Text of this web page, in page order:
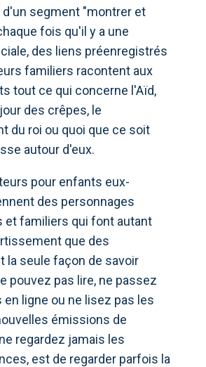
segment "montrer et
fois qu'il y a une
des liens préenregistrés
familiers racontent aux
tout ce qui concerne l'Aïd,
des crêpes, le
du roi ou quoi que ce soit
autour d'eux.
pour enfants eux-
des personnages
et familiers qui font autant
que des
la seule façon de savoir
pouvez pas lire, ne passez
en ligne ou ne lisez pas les
émissions de
regardez jamais les
est de regarder parfois la